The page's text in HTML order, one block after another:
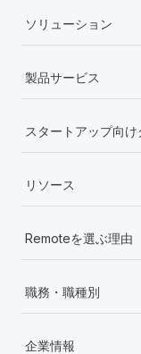
ソリューション
製品サービス
スタートアップ向
リソース
Remoteを選ぶ理由
職務・職種別
企業情報